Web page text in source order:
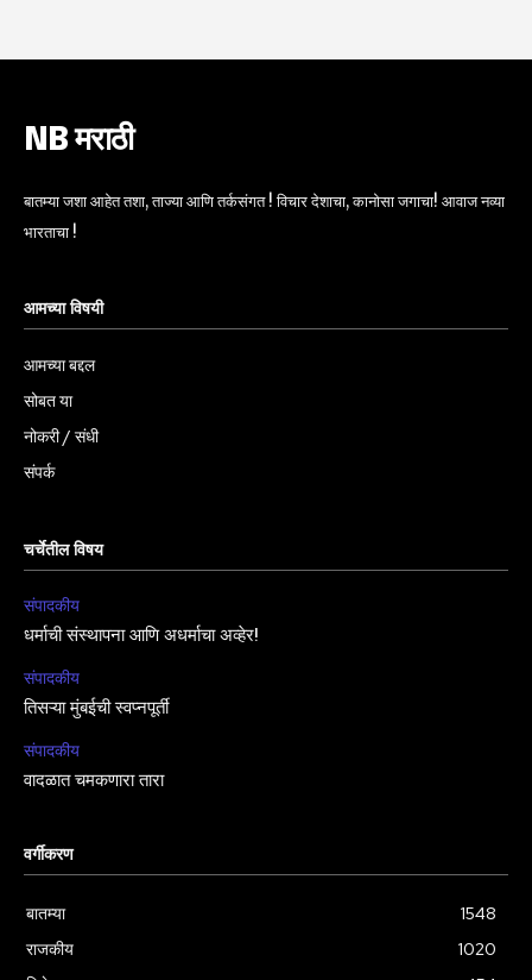
NB मराठी
बातम्या जशा आहेत तशा, ताज्या आणि तर्कसंगत ! विचार देशाचा, कानोसा जगाचा! आवाज नव्या
भारताचा !
आमच्या विषयी
आमच्या बद्दल
सोबत या
नोकरी / संधी
संपर्क
चर्चेतील विषय
संपादकीय
धर्माची संस्थापना आणि अधर्माचा अव्हेर!
संपादकीय
तिसऱ्या मुंबईची स्वप्नपूर्ती
संपादकीय
वादळात चमकणारा तारा
वर्गीकरण
बातम्या
1548
राजकीय
1020